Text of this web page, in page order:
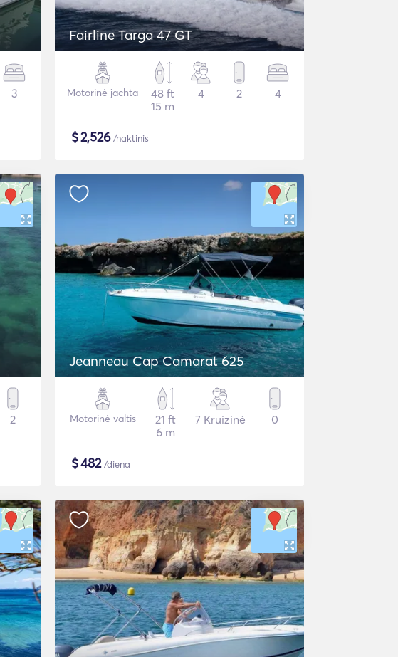
3
Fairline Targa 47 GT
Motorinė jachta
48 ft
15 m
4 2 4
$2,526/naktinis
2
Jeanneau Cap Camarat 625
Motorinė valtis
21 ft
6 m
7 Kruizinė 0
$482/diena